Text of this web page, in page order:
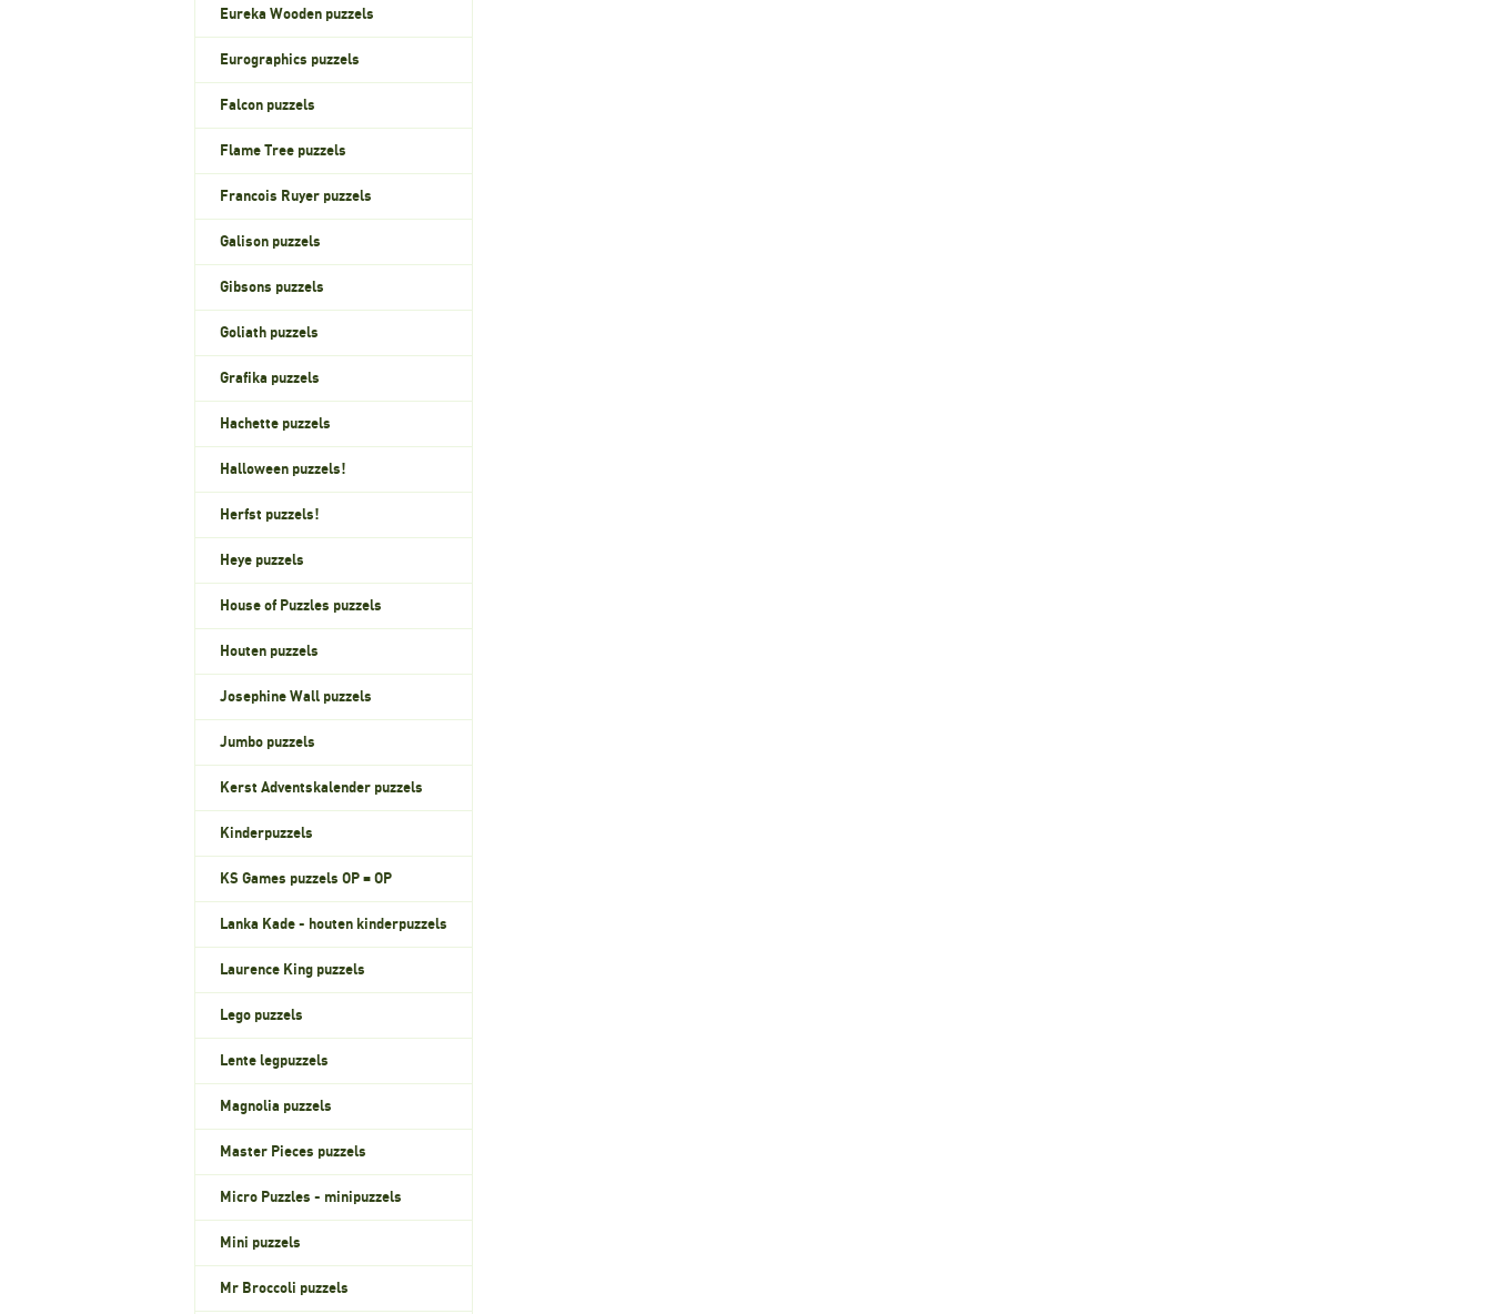
Eureka Wooden puzzels
Eurographics puzzels
Falcon puzzels
Flame Tree puzzels
Francois Ruyer puzzels
Galison puzzels
Gibsons puzzels
Goliath puzzels
Grafika puzzels
Hachette puzzels
Halloween puzzels!
Herfst puzzels!
Heye puzzels
House of Puzzles puzzels
Houten puzzels
Josephine Wall puzzels
Jumbo puzzels
Kerst Adventskalender puzzels
Kinderpuzzels
KS Games puzzels OP = OP
Lanka Kade - houten kinderpuzzels
Laurence King puzzels
Lego puzzels
Lente legpuzzels
Magnolia puzzels
Master Pieces puzzels
Micro Puzzles - minipuzzels
Mini puzzels
Mr Broccoli puzzels